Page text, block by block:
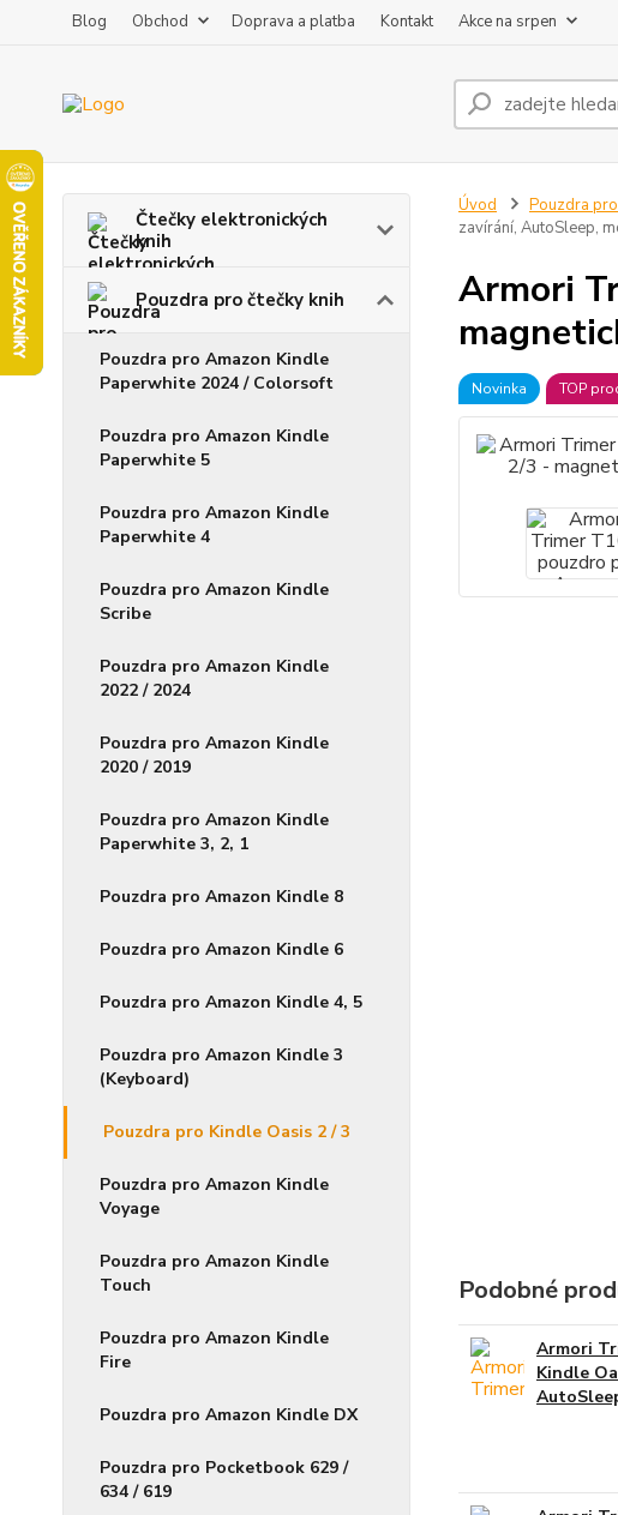
Blog Obchod Doprava a platba Kontakt Akce na srpen
Čtečky elektronických
knih
Pouzdra pro čtečky knih
Pouzdra pro Amazon Kindle
Paperwhite 2024 / Colorsoft
Pouzdra pro Amazon Kindle
Paperwhite 5
Pouzdra pro Amazon Kindle
Paperwhite 4
Pouzdra pro Amazon Kindle
Scribe
Pouzdra pro Amazon Kindle
2022 / 2024
Pouzdra pro Amazon Kindle
2020 / 2019
Pouzdra pro Amazon Kindle
Paperwhite 3, 2, 1
Pouzdra pro Amazon Kindle 8
Pouzdra pro Amazon Kindle 6
Pouzdra pro Amazon Kindle 4, 5
Pouzdra pro Amazon Kindle 3
(Keyboard)
Pouzdra pro Kindle Oasis 2 / 3
Pouzdra pro Amazon Kindle
Voyage
Pouzdra pro Amazon Kindle
Touch
Pouzdra pro Amazon Kindle
Fire
Pouzdra pro Amazon Kindle DX
Pouzdra pro Pocketbook 629 /
634 / 619
Úvod Pouzdra
zavírání, AutoSleep,
Armori
Novinka TOP
Podobné
Armori
Kindle